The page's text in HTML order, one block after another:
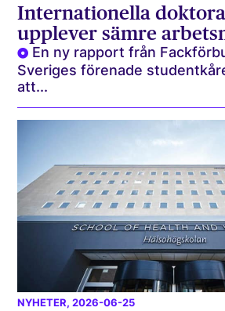
Internationella
upplever sämre
En ny rapport från
Sveriges förenade
att...
NYHETER, 2026-06-25